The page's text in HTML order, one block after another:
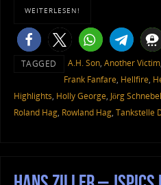
WEITERLESEN!
TAGGED A.H. Son, Another Victim,
Frank Fanfare, Hellfire,
Highlights, Holly George, Jörg
Roland Hag, Rowland Hag, Tankstelle